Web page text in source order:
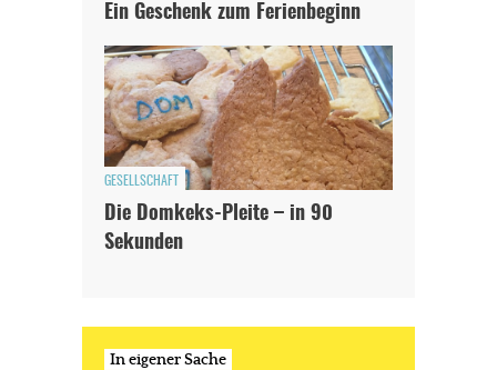
Ein Geschenk zum Ferienbeginn
GESELLSCHAFT
Die Domkeks-Pleite – in 90
Sekunden
In eigener Sache